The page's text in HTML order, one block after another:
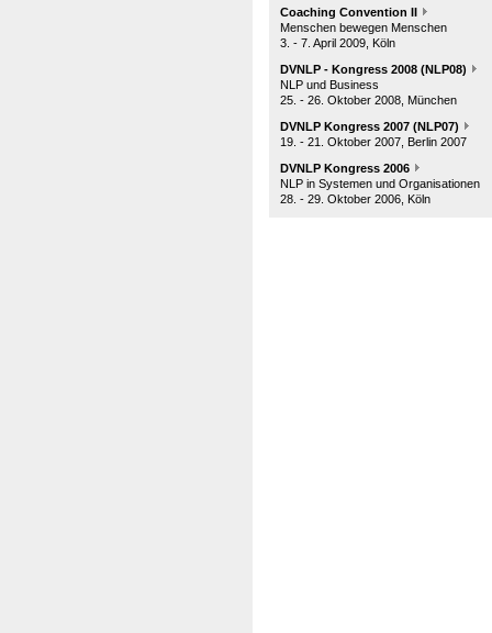
Coaching Convention II
Menschen bewegen Menschen
3. - 7. April 2009, Köln
DVNLP - Kongress 2008 (NLP08)
NLP und Business
25. - 26. Oktober 2008, München
DVNLP Kongress 2007 (NLP07)
19. - 21. Oktober 2007, Berlin 2007
DVNLP Kongress 2006
NLP in Systemen und Organisationen
28. - 29. Oktober 2006, Köln